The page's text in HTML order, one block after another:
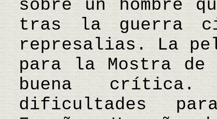
sobre un hombre
tras la guerra
represalias. La
para la Mostra de
buena crítica.
dificultades